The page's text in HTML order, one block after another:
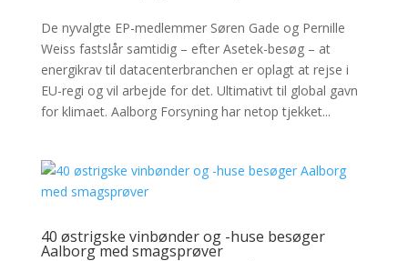
De nyvalgte EP-medlemmer Søren Gade og Pernille
Weiss fastslår samtidig – efter Asetek-besøg – at
energikrav til datacenterbranchen er oplagt at rejse i
EU-regi og vil arbejde for det. Ultimativt til global gavn
for klimaet. Aalborg Forsyning har netop tjekket...
40 østrigske vinbønder og -huse besøger
Aalborg med smagsprøver